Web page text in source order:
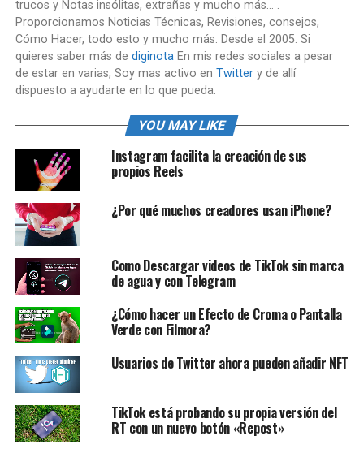
trucos y Notas insólitas, extrañas y mucho más... .
Proporcionamos Noticias Técnicas, Revisiones, consejos,
Cómo Hacer, todo esto y mucho más. Desde el 2005. Si
quieres saber más de diginotaEn mis redes sociales a pesar
de estar en varias, Soy mas activo en Twittery de allí
dispuesto a ayudarte en lo que pueda.
YOU MAY LIKE
Instagram facilita la creación de sus
propios Reels
¿Por qué muchos creadores usan iPhone?
Como Descargar videos de TikTok sin marca
de agua y con Telegram
¿Cómo hacer un Efecto de Croma o Pantalla
Verde con Filmora?
Usuarios de Twitter ahora pueden añadir NFT
TikTok está probando su propia versión del
RT con un nuevo botón «Repost»